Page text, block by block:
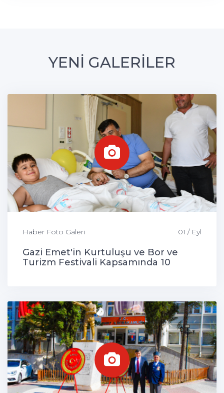
YENİ GALERİLER
Haber Foto Galeri 01 / Eyl
Gazi Emet'in Kurtuluşu ve Bor ve
Turizm Festivali Kapsamında 10